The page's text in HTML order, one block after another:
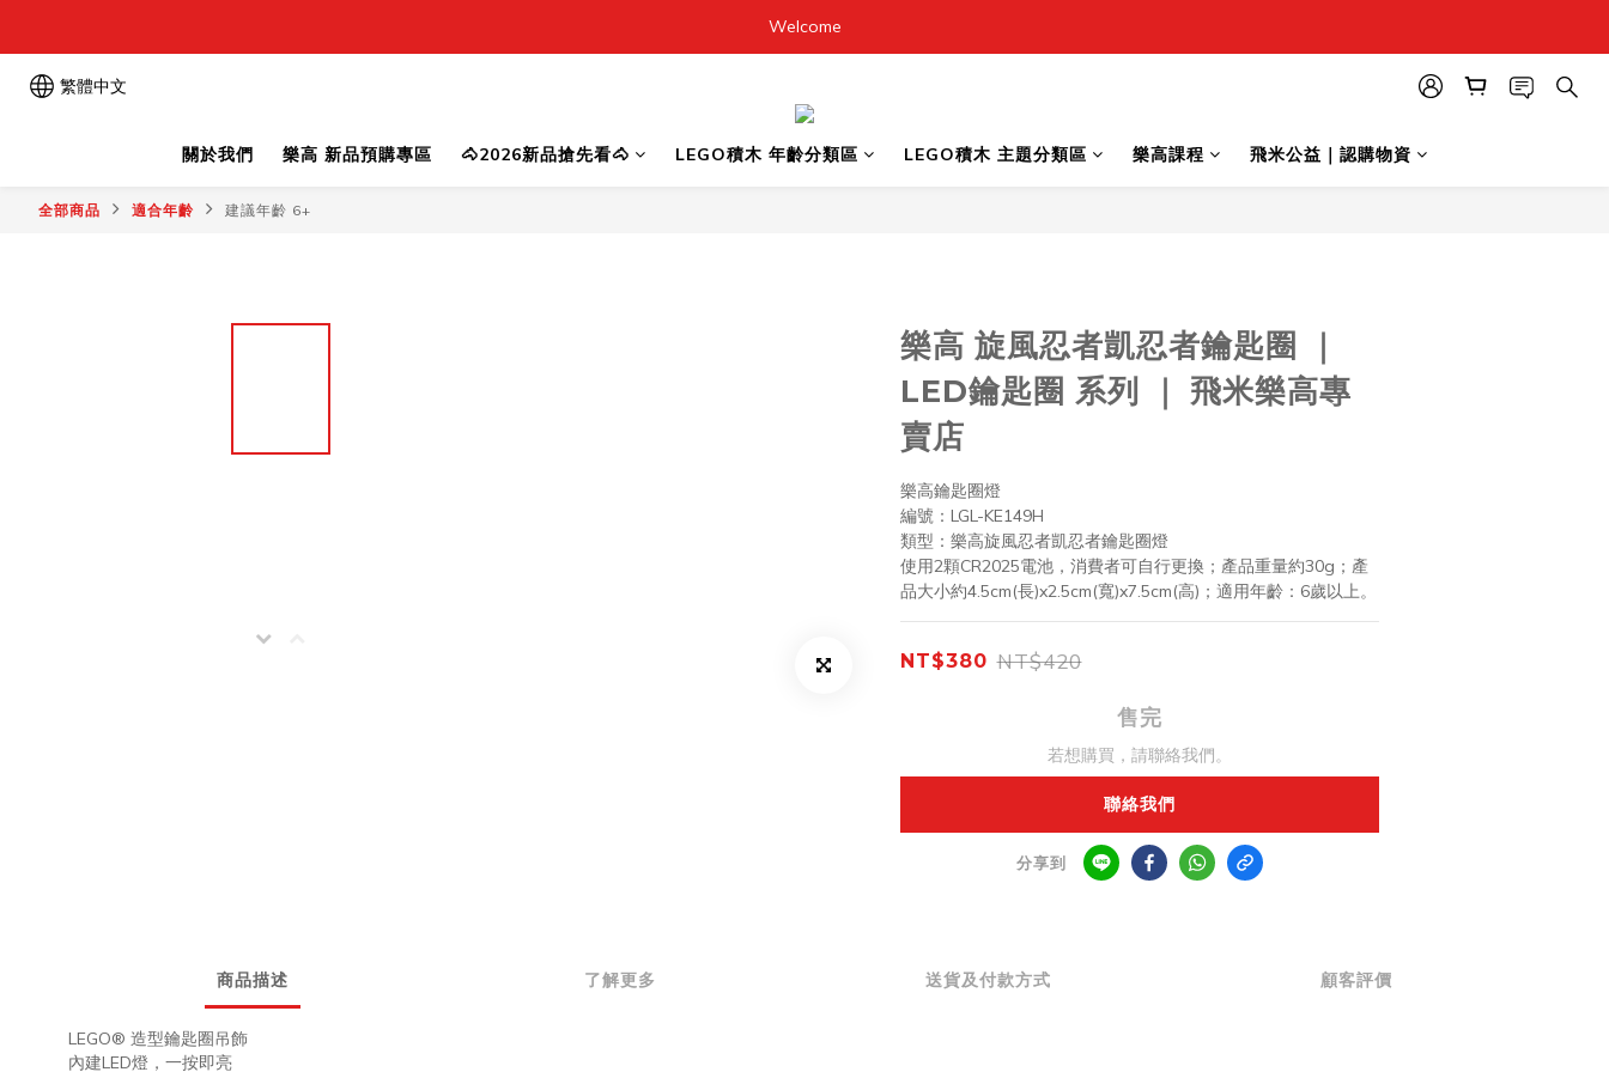
Welcome
繁體中文
關於我們 樂高 新品預購專區 🐴2026新品搶先看🐴 LEGO積木 年齡分類區 LEGO積木 主題分類區 樂高課程 飛米公益｜認購物資
全部商品 適合年齡 建議年齡 6+
樂高 旋風忍者凱忍者鑰匙圈 ｜
LED鑰匙圈 系列 ｜ 飛米樂高專
賣店
樂高鑰匙圈燈
編號：LGL-KE149H
類型：樂高旋風忍者凱忍者鑰匙圈燈
使用2顆CR2025電池，消費者可自行更換；產品重量約30g；產
品大小約4.5cm(長)x2.5cm(寬)x7.5cm(高)；適用年齡：6歲以上。
NT$380 NT$420
售完
若想購買，請聯絡我們。
聯絡我們
分享到
商品描述 了解更多 送貨及付款方式 顧客評價
LEGO® 造型鑰匙圈吊飾
內建LED燈，一按即亮